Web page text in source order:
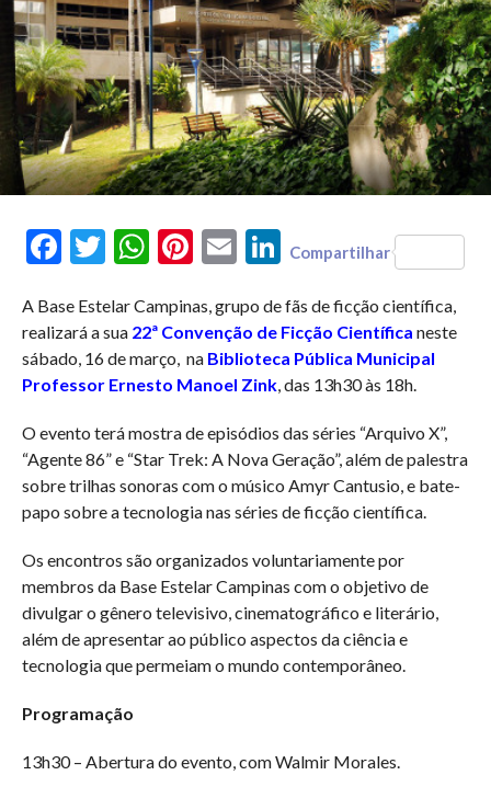
FacebookTwitterWhatsAppPinterest
Email LinkedIn
Compartilhar
A Base Estelar Campinas, grupo de fãs de ficção científica,
realizará a sua 22ª Convenção de Ficção Científica neste
sábado, 16 de março, na Biblioteca Pública Municipal
Professor Ernesto Manoel Zink, das 13h30 às 18h.
O evento terá mostra de episódios das séries “Arquivo X”,
“Agente 86” e “Star Trek: A Nova Geração”, além de palestra
sobre trilhas sonoras com o músico Amyr Cantusio, e bate-
papo sobre a tecnologia nas séries de ficção científica.
Os encontros são organizados voluntariamente por
membros da Base Estelar Campinas com o objetivo de
divulgar o gênero televisivo, cinematográfico e literário,
além de apresentar ao público aspectos da ciência e
tecnologia que permeiam o mundo contemporâneo.
Programação
13h30 – Abertura do evento, com Walmir Morales.